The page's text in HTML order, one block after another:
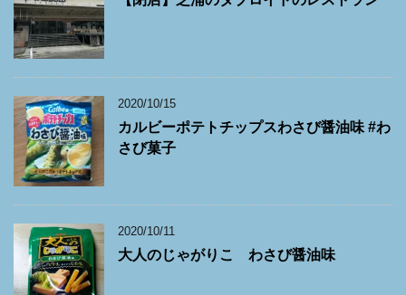
2020/10/15
カルビーポテトチップスわさび醤油味 #わ
さび菓子
2020/10/11
大人のじゃがりこ わさび醤油味